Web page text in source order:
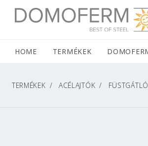
DOMOFERM
HOME (CURRENT)
TERMÉKEK
TERMÉKEK ACÉLAJTÓK